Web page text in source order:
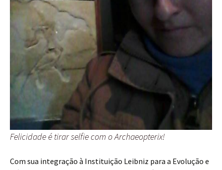
Felicidade é tirar selfie com o Archaeopterix!
Com sua integração à Instituição Leibniz para a Evolução e